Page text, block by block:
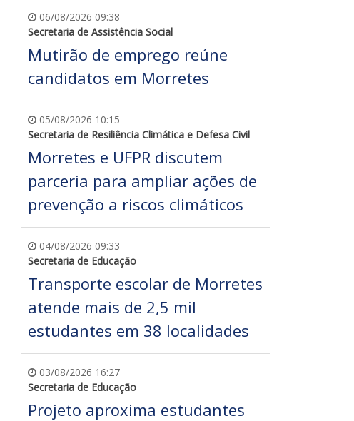
06/08/2026 09:38
Secretaria de Assistência Social
Mutirão de emprego reúne
candidatos em Morretes
05/08/2026 10:15
Secretaria de Resiliência Climática e Defesa Civil
Morretes e UFPR discutem
parceria para ampliar ações de
prevenção a riscos climáticos
04/08/2026 09:33
Secretaria de Educação
Transporte escolar de Morretes
atende mais de 2,5 mil
estudantes em 38 localidades
03/08/2026 16:27
Secretaria de Educação
Projeto aproxima estudantes